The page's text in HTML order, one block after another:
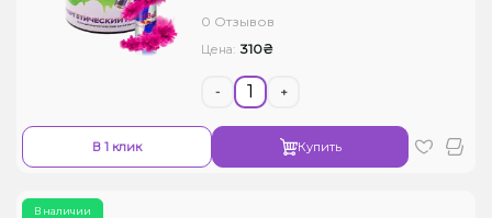
0 Отзывов
Цена: 310₴
- +
В 1 клик Купить
В наличии